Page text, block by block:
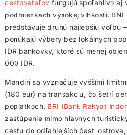
cestovateľov fungujú spoľahlivo aj
podmienkach vysokej vlhkosti. BNI
predstavuje druhú najlepšiu voľbu
ponúkajú výbery bez lokálnych
IDR bankovky, ktoré sú menej
000 IDR.
Mandiri sa vyznačuje vyššími
(180 eur) na transakciu, čo šetrí
poplatkoch. BRI (Bank Rakyat
zastúpenie mimo hlavných
cestu do odľahlejších častí